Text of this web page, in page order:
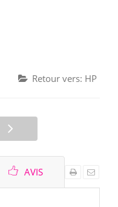
Retour vers: HP
AVIS